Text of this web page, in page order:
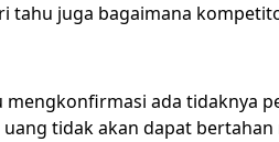
juga bagaimana
ada tidaknya
tidak akan dapat